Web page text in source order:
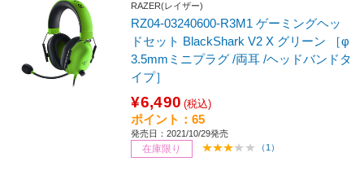
RAZER(レイザー)
RZ04-03240600-R3M1 ゲーミングヘッ
ドセット BlackShark V2 X グリーン ［φ
3.5mmミニプラグ /両耳 /ヘッドバンドタ
イプ］
¥6,490 (税込)
ポイント：65
発売日：2021/10/29発売
在庫限り （1）